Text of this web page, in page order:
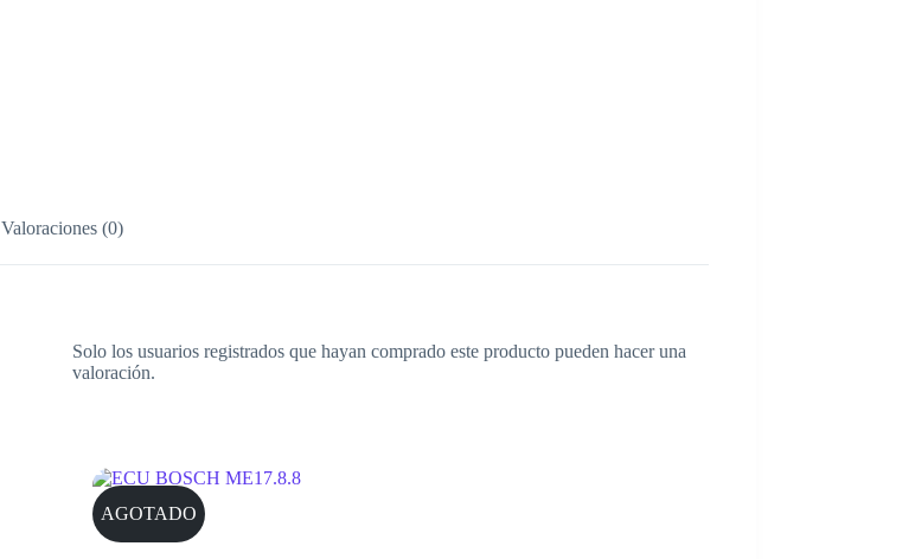
Valoraciones (0)
Solo los usuarios registrados que hayan comprado este producto pueden hacer una
valoración.
AGOTADO